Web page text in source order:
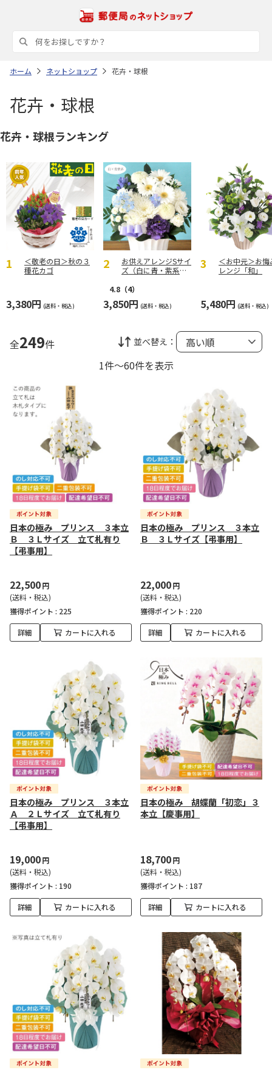
ホーム ネットショップ 花卉・球根
花卉・球根
花卉・球根ランキング
＜敬老の日＞秋の３
種花カゴ
3,380円 (送料・税込)
お供えアレンジSサイ
ズ（白に青・紫系を
4.8 （4）
3,850円 (送料・税込)
＜お中元＞お悔
レンジ「和」
5,480円 (送料・税込)
全249件 並べ替え：
1件～60件を表示
日本の極み プリンス ３本立
Ｂ ３Ｌサイズ 立て札有り
【弔事用】
22,500円
(送料・税込)
獲得ポイント : 225
詳細 カートに入れる
日本の極み プリンス ３本立
Ｂ ３Ｌサイズ【弔事用】
22,000円
(送料・税込)
獲得ポイント : 220
詳細 カートに入れる
日本の極み プリンス ３本立
Ａ ２Ｌサイズ 立て札有り
【弔事用】
19,000円
(送料・税込)
獲得ポイント : 190
詳細 カートに入れる
日本の極み 胡蝶蘭「初恋」３
本立【慶事用】
18,700円
(送料・税込)
獲得ポイント : 187
詳細 カートに入れる